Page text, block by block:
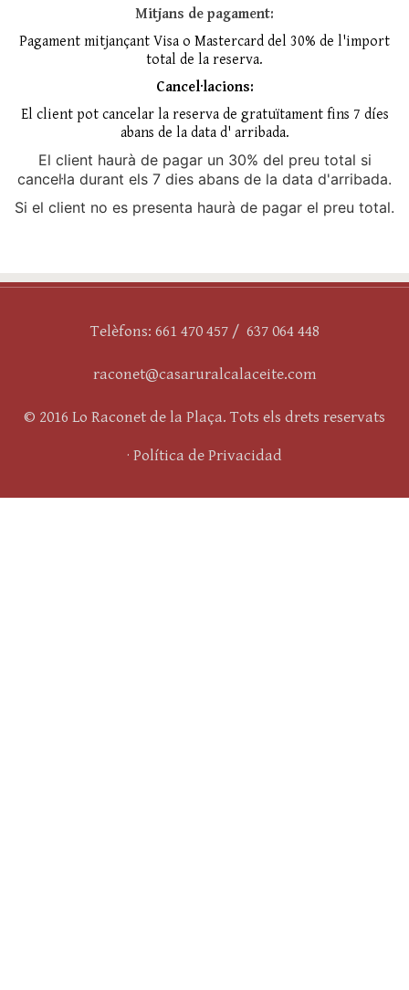
Mitjans de pagament:
Pagament mitjançant Visa o Mastercard del 30% de l'import
total de la reserva.
Cancel·lacions:
El client pot cancelar la reserva de gratuïtament fins 7 díes
abans de la data d' arribada.
El client haurà de pagar un 30% del preu total si
cancel·la durant els 7 dies abans de la data d'arribada.
Si el client no es presenta haurà de pagar el preu total.
Telèfons: 661 470 457 / 637 064 448
raconet@casaruralcalaceite.com
© 2016 Lo Raconet de la Plaça. Tots els drets reservats
· Política de Privacidad